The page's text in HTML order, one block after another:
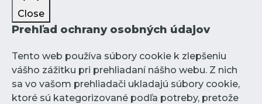
Close
Prehľad ochrany osobných údajov
Tento web používa súbory cookie k zlepšeniu
vášho zážitku pri prehliadaní nášho webu. Z nich
sa vo vašom prehliadači ukladajú súbory cookie,
ktoré sú kategorizované podľa potreby, pretože